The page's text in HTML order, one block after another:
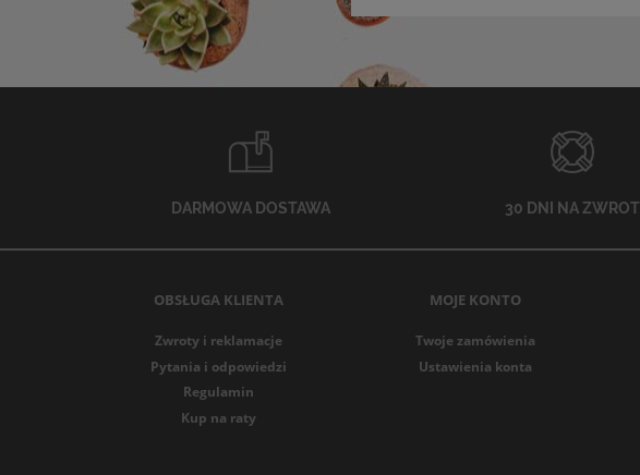
DARMOWA DOSTAWA 30 DNI NA ZWROT
OBSŁUGA KLIENTA
Zwroty i reklamacje
Pytania i odpowiedzi
Regulamin
Kup na raty
MOJE KONTO
Twoje zamówienia
Ustawienia konta